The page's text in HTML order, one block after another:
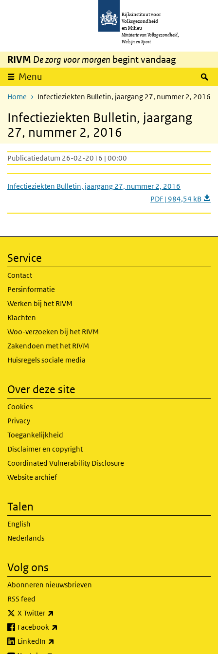
Overslaan en naar de inhoud gaan
Rijksinstituut voor
Volksgezondheid
en Milieu
Ministerie van Volksgezondheid,
Welzijn en Sport
RIVM De zorg voor morgen begint vandaag
Menu
Home Infectieziekten Bulletin, jaargang 27, nummer 2, 2016
Infectieziekten Bulletin, jaargang
27, nummer 2, 2016
Publicatiedatum 26-02-2016 | 00:00
Infectieziekten Bulletin, jaargang 27, nummer 2, 2016
PDF | 984,54 kB
Service
Contact
Persinformatie
Werken bij het RIVM
Klachten
Woo-verzoeken bij het RIVM
Zakendoen met het RIVM
Huisregels sociale media
Over deze site
Cookies
Privacy
Toegankelijkheid
Disclaimer en copyright
Coordinated Vulnerability Disclosure
Website archief
Talen
English
Nederlands
Volg ons
Abonneren nieuwsbrieven
RSS feed
X Twitter
Facebook
LinkedIn